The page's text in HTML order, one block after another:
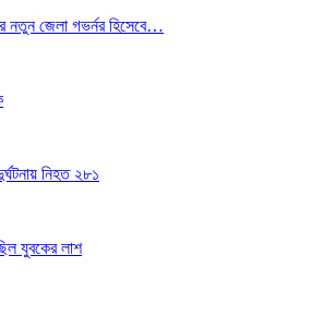
নতুন জেলা গভর্নর হিসেবে…
নিহত ২৮১
যুবকের লাশ